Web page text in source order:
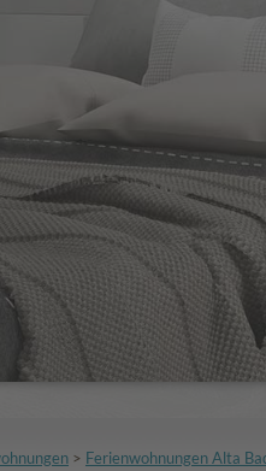
> Ferienwohnungen Alta